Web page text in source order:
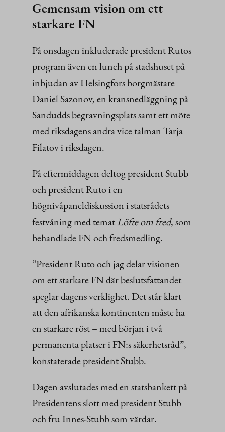
Gemensam vision om ett
starkare FN
På onsdagen inkluderade president Rutos
program även en lunch på stadshuset på
inbjudan av Helsingfors borgmästare
Daniel Sazonov, en kransnedläggning på
Sandudds begravningsplats samt ett möte
med riksdagens andra vice talman Tarja
Filatov i riksdagen.
På eftermiddagen deltog president Stubb
och president Ruto i en
högnivåpaneldiskussion i statsrådets
festvåning med tematLöfte om fred, som
behandlade FN och fredsmedling.
”President Ruto och jag delar visionen
om ett starkare FN där beslutsfattandet
speglar dagens verklighet. Det står klart
att den afrikanska kontinenten måste ha
en starkare röst – med början i två
permanenta platser i FN:s säkerhetsråd”,
konstaterade president Stubb.
Dagen avslutades med en statsbankett på
Presidentens slott med president Stubb
och fru Innes-Stubb som värdar.